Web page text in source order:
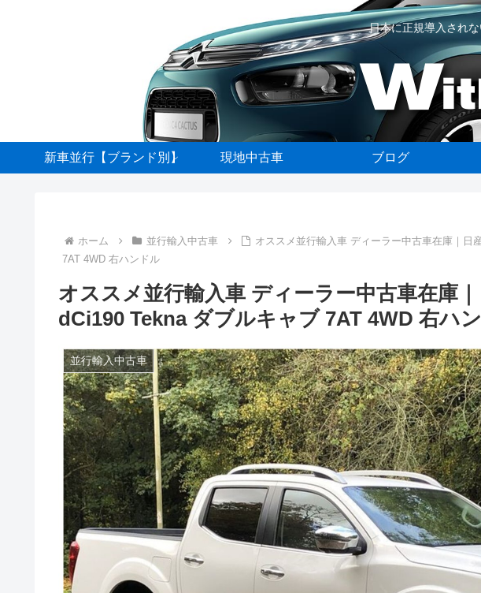
日本に正規導入され
新車並行【ブランド別】 現地中古車 ブログ
ホーム 並行輸入中古車
オススメ並行輸入車 ディーラー中古車在庫｜日
7AT 4WD 右ハンドル
オススメ並行輸入車 ディーラー中古車在庫
dCi190 Tekna ダブルキャブ 7AT 4WD 右ハ
並行輸入中古車